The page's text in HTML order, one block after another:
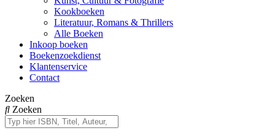
Kookboeken
Literatuur, Romans & Thrillers
Alle Boeken
Inkoop boeken
Boekenzoekdienst
Klantenservice
Contact
Zoeken
Zoeken